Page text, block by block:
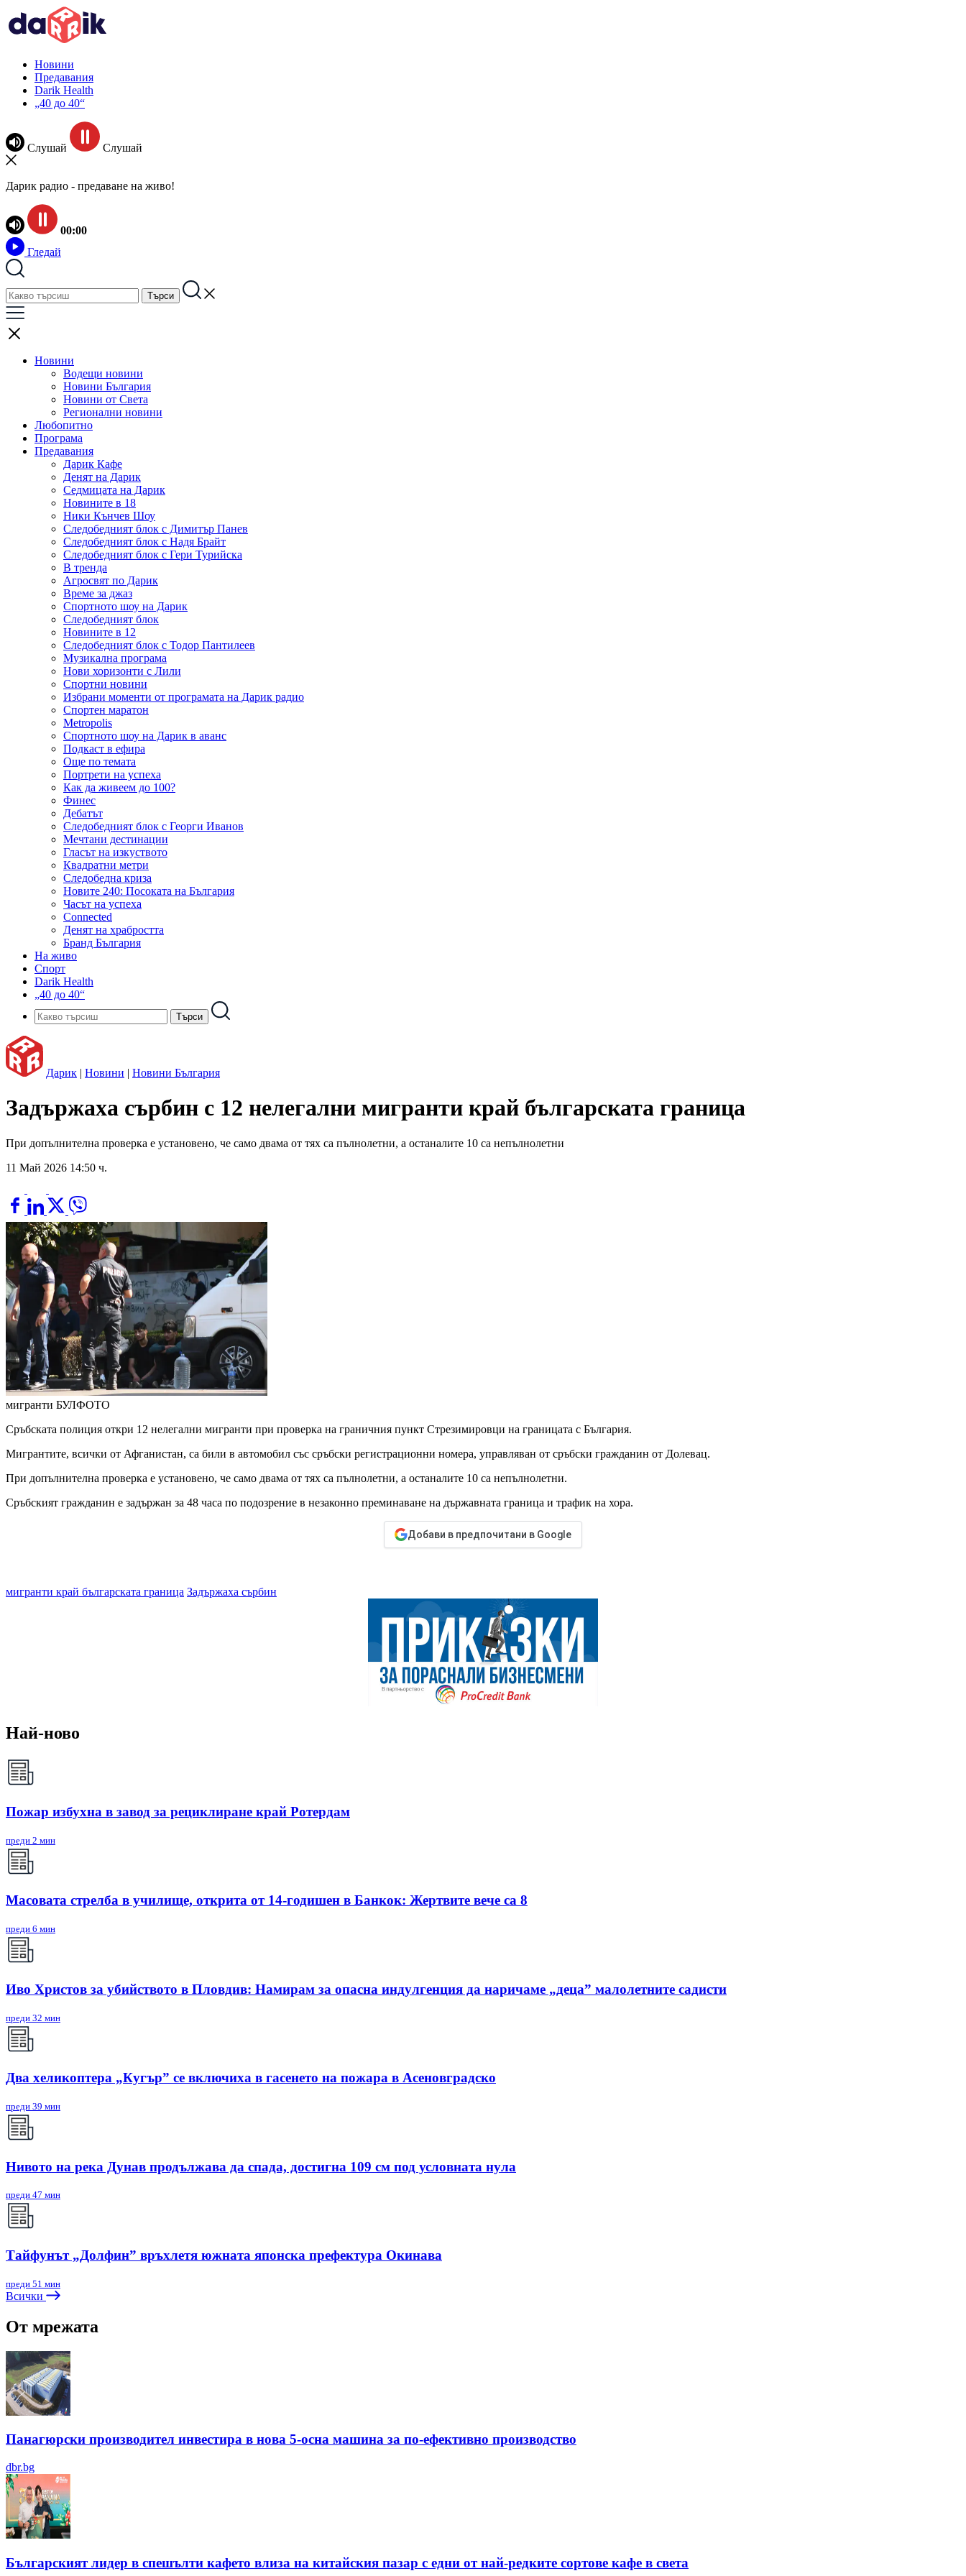
Новини
Предавания
Darik Health
„40 до 40“
Слушай Слушай
Дарик радио - предаване на живо!
00:00
Гледай
Новини
Водещи новини
Новини България
Новини от Света
Регионални новини
Любопитно
Програма
Предавания
Дарик Кафе
Денят на Дарик
Седмицата на Дарик
Новините в 18
Ники Кънчев Шоу
Следобедният блок с Димитър Панев
Следобедният блок с Надя Брайт
Следобедният блок с Гери Турийска
В тренда
Агросвят по Дарик
Време за джаз
Спортното шоу на Дарик
Следобедният блок
Новините в 12
Следобедният блок с Тодор Пантилеев
Музикална програма
Нови хоризонти с Лили
Спортни новини
Избрани моменти от програмата на Дарик радио
Спортен маратон
Metropolis
Спортното шоу на Дарик в аванс
Подкаст в ефира
Още по темата
Портрети на успеха
Как да живеем до 100?
Финес
Дебатът
Следобедният блок с Георги Иванов
Мечтани дестинации
Гласът на изкуството
Квадратни метри
Следобедна криза
Новите 240: Посоката на България
Часът на успеха
Connected
Денят на храбростта
Бранд България
На живо
Спорт
Darik Health
„40 до 40“
Дарик | Новини | Новини България
Задържаха сърбин с 12 нелегални мигранти край българската граница
При допълнителна проверка е установено, че само двама от тях са пълнолетни, а останалите 10 са непълнолетни
11 Май 2026 14:50 ч.
мигранти БУЛФОТО
Сръбската полиция откри 12 нелегални мигранти при проверка на граничния пункт Стрезимировци на границата с България.
Мигрантите, всички от Афганистан, са били в автомобил със сръбски регистрационни номера, управляван от сръбски гражданин от Долевац.
При допълнителна проверка е установено, че само двама от тях са пълнолетни, а останалите 10 са непълнолетни.
Сръбският гражданин е задържан за 48 часа по подозрение в незаконно преминаване на държавната граница и трафик на хора.
Добави в предпочитани в Google
мигранти край българската граница Задържаха сърбин
Най-ново
Пожар избухна в завод за рециклиране край Ротердам
преди 2 мин
Масовата стрелба в училище, открита от 14-годишен в Банкок: Жертвите вече са 8
преди 6 мин
Иво Христов за убийството в Пловдив: Намирам за опасна индулгенция да наричаме „деца” малолетните садисти
преди 32 мин
Два хеликоптера „Кугър” се включиха в гасенето на пожара в Асеновградско
преди 39 мин
Нивото на река Дунав продължава да спада, достигна 109 см под условната нула
преди 47 мин
Тайфунът „Долфин” връхлетя южната японска префектура Окинава
преди 51 мин
Всички
От мрежата
Панагюрски производител инвестира в нова 5-осна машина за по-ефективно производство
dbr.bg
Българският лидер в спешълти кафето влиза на китайския пазар с едни от най-редките сортове кафе в света